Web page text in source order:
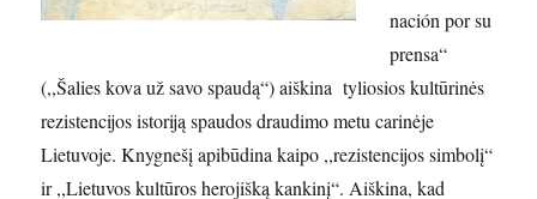
nación por su
prensa“
(,,Šalies kova už savo spaudą“) aiškina tyliosios kultūrinės
rezistencijos istoriją spaudos draudimo metu carinėje
Lietuvoje. Knygnešį apibūdina kaipo ,,rezistencijos simbolį“
ir ,,Lietuvos kultūros herojišką kankinį“. Aiškina, kad